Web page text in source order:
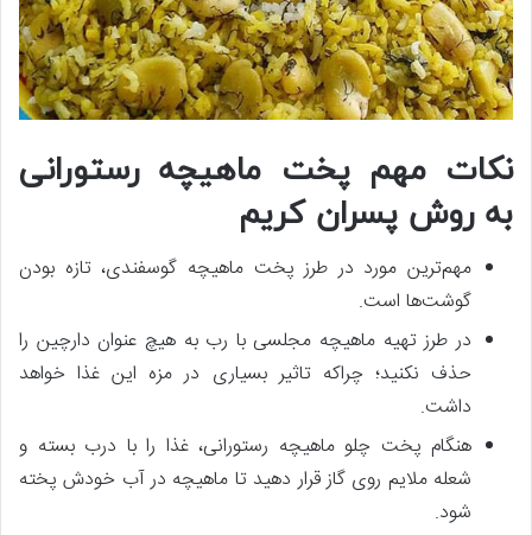
نکات مهم پخت ماهیچه رستورانی
به روش پسران کریم
مهم‌ترین مورد در طرز پخت ماهیچه گوسفندی، تازه بودن
گوشت‌ها است.
در طرز تهیه ماهیچه مجلسی با رب به‌ هیچ‌ عنوان دارچین را
حذف نکنید؛ چراکه تاثیر بسیاری در مزه این غذا خواهد
داشت.
هنگام پخت چلو ماهیچه رستورانی، غذا را با درب بسته و
شعله ملایم روی گاز قرار دهید تا ماهیچه در آب خودش پخته
شود.